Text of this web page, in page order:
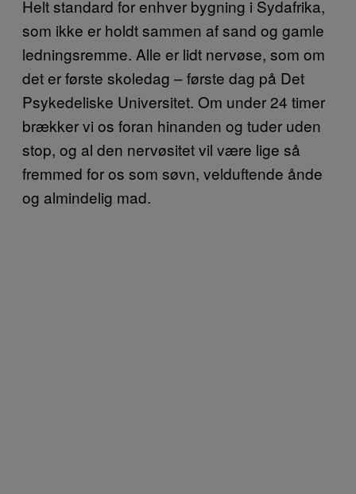
Helt standard for enhver bygning i Sydafrika,
som ikke er holdt sammen af sand og gamle
ledningsremme. Alle er lidt nervøse, som om
det er første skoledag – første dag på Det
Psykedeliske Universitet. Om under 24 timer
brækker vi os foran hinanden og tuder uden
stop, og al den nervøsitet vil være lige så
fremmed for os som søvn, velduftende ånde
og almindelig mad.